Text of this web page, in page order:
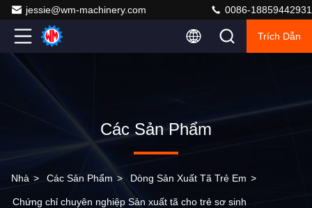
jessie@wm-machinery.com 0086-18859442931
Trích Dẫn
Các Sản Phẩm
Nhà > Các Sản Phẩm > Dòng Sản Xuất Tã Trẻ Em >
Chứng chỉ chuyên nghiệp Sản xuất tã cho trẻ sơ sinh